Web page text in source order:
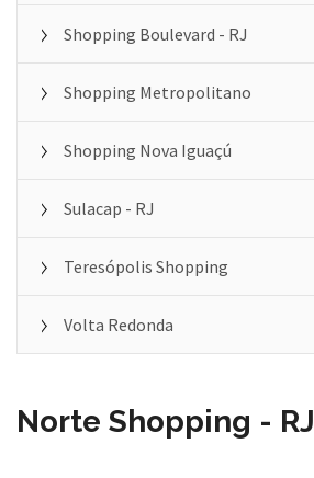
Shopping Boulevard - RJ
Shopping Metropolitano
Shopping Nova Iguaçú
Sulacap - RJ
Teresópolis Shopping
Volta Redonda
Norte Shopping - RJ